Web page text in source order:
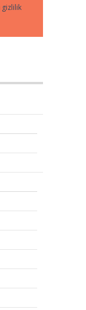
gizlilik